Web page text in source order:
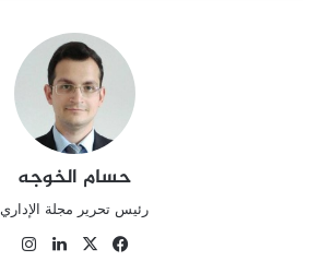
حسام الخوجه
رئيس تحرير مجلة الإداري
فيسبوك
‫X لينكدإن